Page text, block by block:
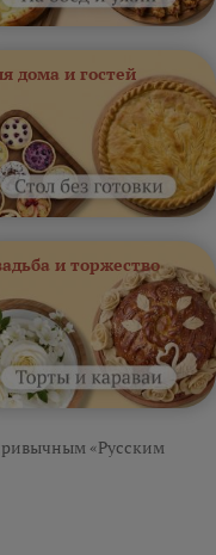
дома и гостей
и торжество
«Русским